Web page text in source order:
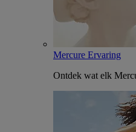
Mercure Ervaring
Ontdek wat elk